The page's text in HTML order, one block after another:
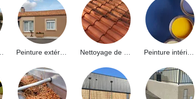
Peinture intérieure 91